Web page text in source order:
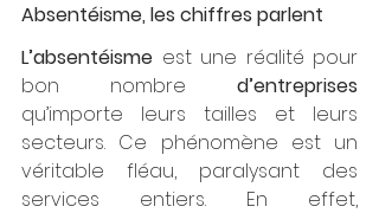
Absentéisme, les chiffres parlent
L’absentéisme est une réalité pour
bon nombre d’entreprises
qu’importe leurs tailles et leurs
secteurs. Ce phénomène est un
véritable fléau, paralysant des